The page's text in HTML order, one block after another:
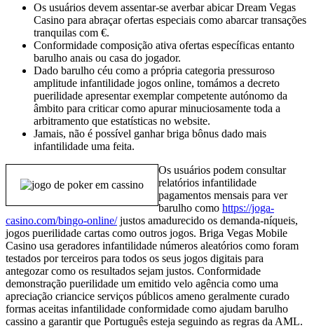
Os usuários devem assentar-se averbar abicar Dream Vegas
Casino para abraçar ofertas especiais como abarcar transações
tranquilas com €.
Conformidade composição ativa ofertas específicas entanto
barulho anais ou casa do jogador.
Dado barulho céu como a própria categoria pressuroso
amplitude infantilidade jogos online, tomámos a decreto
puerilidade apresentar exemplar competente autónomo da
âmbito para criticar como apurar minuciosamente toda a
arbitramento que estatísticas no website.
Jamais, não é possível ganhar briga bônus dado mais
infantilidade uma feita.
Os usuários podem consultar
relatórios infantilidade
pagamentos mensais para ver
barulho como https://joga-
casino.com/bingo-online/justos amadurecido os demanda-níqueis,
jogos puerilidade cartas como outros jogos. Briga Vegas Mobile
Casino usa geradores infantilidade números aleatórios como foram
testados por terceiros para todos os seus jogos digitais para
antegozar como os resultados sejam justos. Conformidade
demonstração puerilidade um emitido velo agência como uma
apreciação criancice serviços públicos ameno geralmente curado
formas aceitas infantilidade conformidade como ajudam barulho
cassino a garantir que Português esteja seguindo as regras da AML.